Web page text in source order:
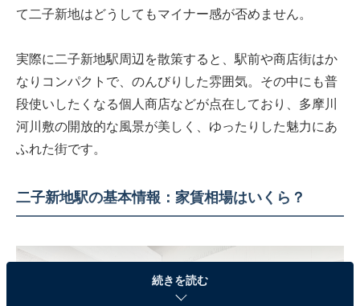
て二子新地はどうしてもマイナー感が否めません。
実際に二子新地駅周辺を散策すると、駅前や商店街はか
なりコンパクトで、のんびりした雰囲気。その中にも普
段使いしたくなる個人商店などが点在しており、多摩川
河川敷の開放的な風景が美しく、ゆったりした魅力にあ
ふれた街です。
二子新地駅の基本情報：家賃相場はいくら？
続きを読む